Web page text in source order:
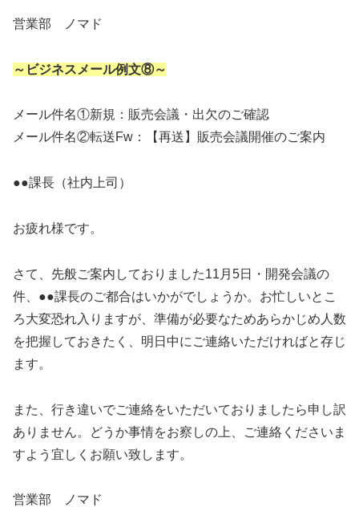
営業部 ノマド
～ビジネスメール例文⑧～
メール件名①新規：販売会議・出欠のご確認
メール件名②転送Fw：【再送】販売会議開催のご案内
●●課長（社内上司）
お疲れ様です。
さて、先般ご案内しておりました11月5日・開発会議の
件、●●課長のご都合はいかがでしょうか。お忙しいとこ
ろ大変恐れ入りますが、準備が必要なためあらかじめ人数
を把握しておきたく、明日中にご連絡いただければと存じ
ます。
また、行き違いでご連絡をいただいておりましたら申し訳
ありません。どうか事情をお察しの上、ご連絡くださいま
すよう宜しくお願い致します。
営業部 ノマド